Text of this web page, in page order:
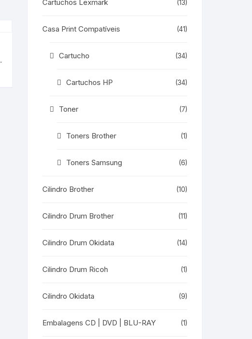
Cartuchos Lexmark (13)
Casa Print Compatíveis (41)
Cartucho (34)
Cartuchos HP (34)
Toner (7)
Toners Brother (1)
Toners Samsung (6)
Cilindro Brother (10)
Cilindro Drum Brother (11)
Cilindro Drum Okidata (14)
Cilindro Drum Ricoh (1)
Cilindro Okidata (9)
Embalagens CD | DVD | BLU-RAY (1)